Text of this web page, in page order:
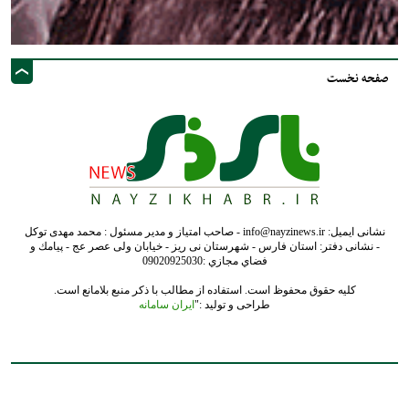
صفحه نخست
نشانی ایمیل: info@nayzinews.ir - صاحب امتیاز و مدیر مسئول : محمد مهدی توکل
- نشانی دفتر: استان فارس - شهرستان نی ریز - خیابان ولی عصر عج - پيامك و
فضاي مجازي :09020925030
کلیه حقوق محفوظ است. استفاده از مطالب با ذکر منبع بلامانع است.
طراحی و تولید :" ایران سامانه